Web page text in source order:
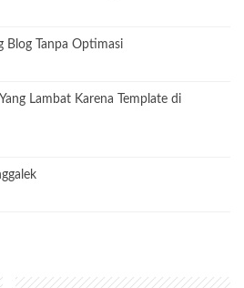
Blog Tanpa Optimasi
Lambat Karena Template di